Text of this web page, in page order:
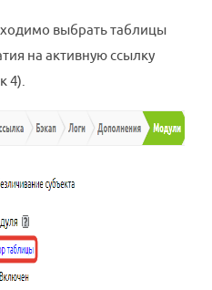
выбрать таблицы
на активную ссылку
4).